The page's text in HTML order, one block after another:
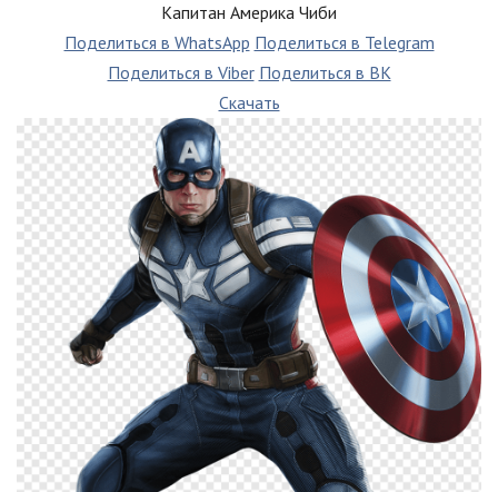
Капитан Америка Чиби
Поделиться в WhatsApp Поделиться в Telegram
Поделиться в Viber Поделиться в ВК
Скачать